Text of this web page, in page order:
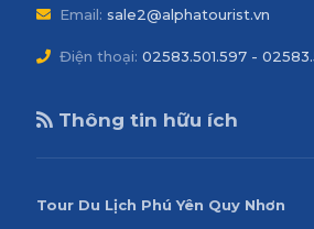
Email: sale2@alphatourist.vn
Điện thoại: 02583.501.597 -
Thông tin hữu ích
Tour Du Lịch Phú Yên Quy Nhơn